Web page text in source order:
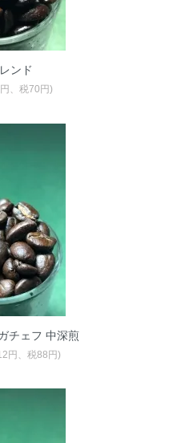
ンド
、税70円)
チェフ 中深煎
円、税88円)